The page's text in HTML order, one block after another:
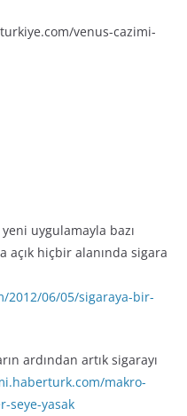
venus-cazimi-
yeni uygulamayla bazı
açık hiçbir alanında sigara
2012/06/05/sigaraya-bir-
ardından artık sigarayı
makro-
seye-yasak